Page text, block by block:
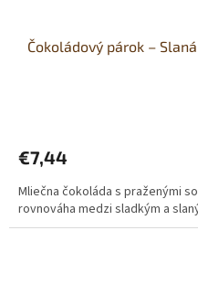
Čokoládový párok –
€7,44
Mliečna čokoláda s praženými
rovnováha medzi sladkým a